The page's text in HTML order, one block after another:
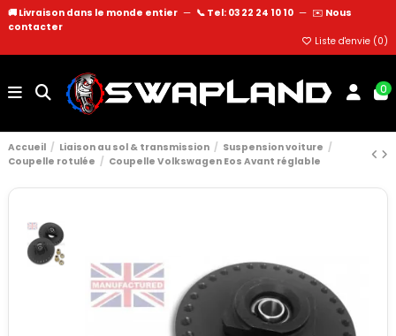
🚚 Livraison dans le monde entier — 📞 Tel: 03 22 24 10 10 — ✉️ Nous
contacter
Liste d'envie (0)
0
Accueil Liaison au sol & transmission
Suspension voiture
Coupelle rotulée
Coupelle Volkswagen Eos Avant réglable